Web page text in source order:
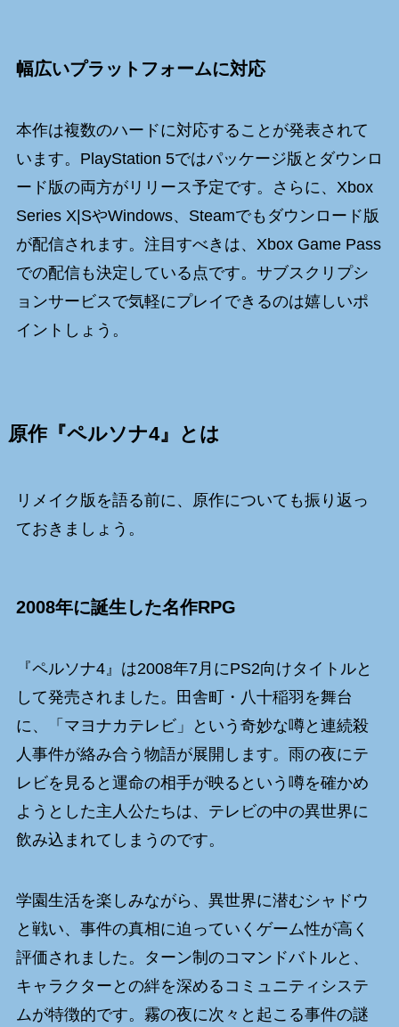
幅広いプラットフォームに対応
本作は複数のハードに対応することが発表されて
います。PlayStation 5ではパッケージ版とダウンロ
ード版の両方がリリース予定です。さらに、Xbox
Series X|SやWindows、Steamでもダウンロード版
が配信されます。注目すべきは、Xbox Game Pass
での配信も決定している点です。サブスクリプシ
ョンサービスで気軽にプレイできるのは嬉しいポ
イントしょう。
原作『ペルソナ4』とは
リメイク版を語る前に、原作についても振り返っ
ておきましょう。
2008年に誕生した名作RPG
『ペルソナ4』は2008年7月にPS2向けタイトルと
して発売されました。田舎町・八十稲羽を舞台
に、「マヨナカテレビ」という奇妙な噂と連続殺
人事件が絡み合う物語が展開します。雨の夜にテ
レビを見ると運命の相手が映るという噂を確かめ
ようとした主人公たちは、テレビの中の異世界に
飲み込まれてしまうのです。
学園生活を楽しみながら、異世界に潜むシャドウ
と戦い、事件の真相に迫っていくゲーム性が高く
評価されました。ターン制のコマンドバトルと、
キャラクターとの絆を深めるコミュニティシステ
ムが特徴的です。霧の夜に次々と起こる事件の謎